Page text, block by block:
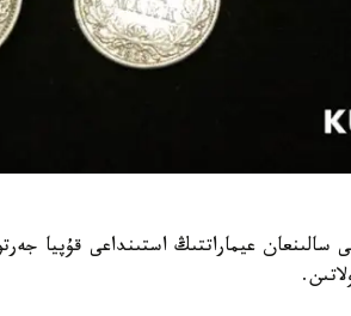
1870 -جىلى سالىنعان عيماراتتىڭ استىنداعى